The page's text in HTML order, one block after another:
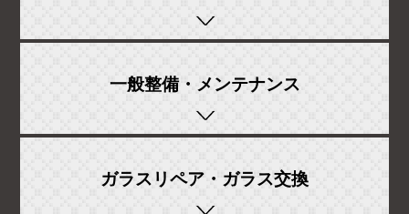
一般整備・ メンテナンス
ガラスリペア・ガラス交換